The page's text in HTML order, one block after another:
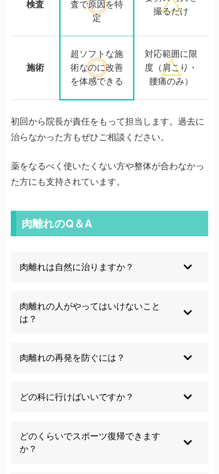
検査 査で原因を特
定
撮るだけ
施術
超ソフトな施
術なのに改善
を体感できる
対応範囲に限
度 （肩こり・
腰痛のみ）
初回から院長が責任をもって担当します。過去に
治らなかった方もぜひご相談ください。
薬をなるべく使いたくない方や整体が合わなかっ
た方にも支持されています。
肉離れのQ＆A
肉離れは自然に治りますか？
家による評価とケアが再発予防や根本改善に大切
です。
肉離れの人がやってはいけないこと
は？
に動かすのを避けてください。
肉離れの再発を防ぐには？
見直しが重要。専門家に相談してプログラムを組
どの科に行けばいいですか？
や接骨院でのケアを検討しましょう。
どのくらいでスポーツ復帰できます
か？